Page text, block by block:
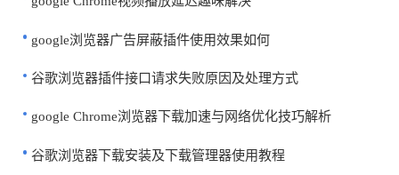
google浏览器广告屏蔽插件使用效果如何
谷歌浏览器插件接口请求失败原因及处理方式
google Chrome浏览器下载加速与网络优化技巧解析
谷歌浏览器下载安装及下载管理器使用教程